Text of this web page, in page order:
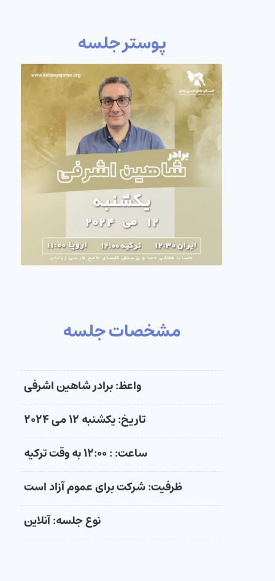
پوستر جلسه
مشخصات جلسه
واعظ: برادر شاهین اشرفی
تاریخ: یکشنبه ۱۲ می ۲۰۲۴
ساعت: : ۱۲:۰۰ به وقت ترکیه
ظرفیت: شرکت برای عموم آزاد است
نوع جلسه: آنلاین